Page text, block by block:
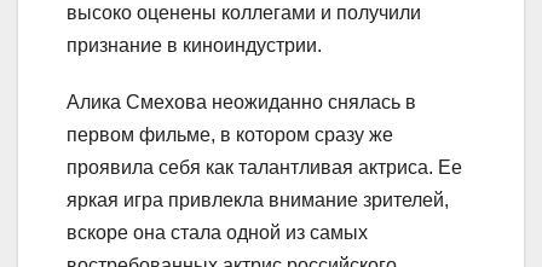
высоко оценены коллегами и получили
признание в киноиндустрии.
Алика Смехова неожиданно снялась в
первом фильме, в котором сразу же
проявила себя как талантливая актриса. Ее
яркая игра привлекла внимание зрителей,
вскоре она стала одной из самых